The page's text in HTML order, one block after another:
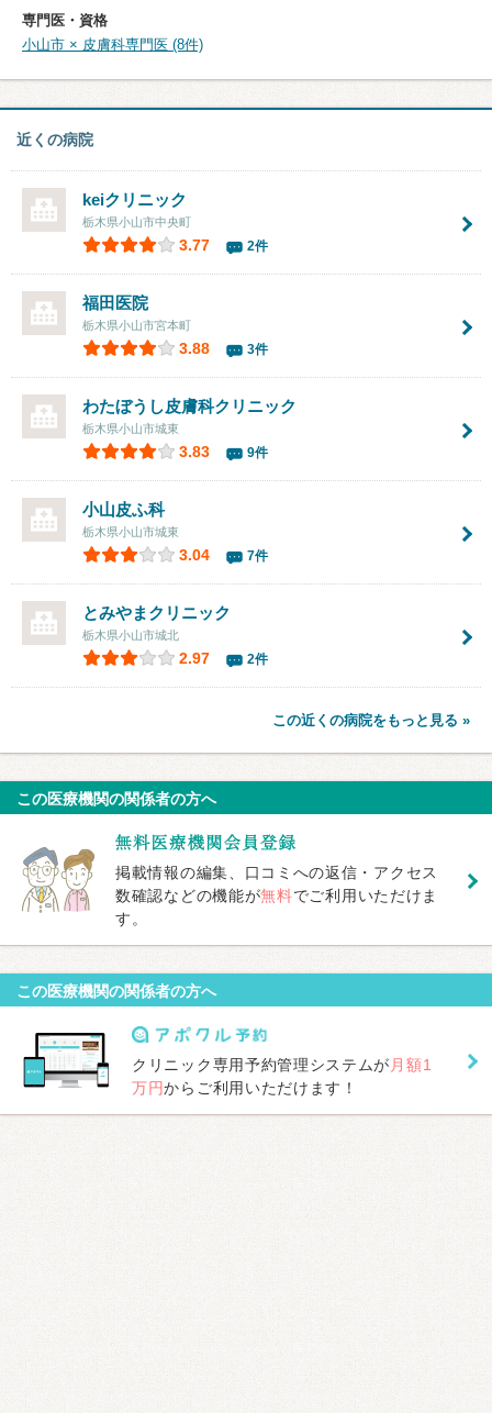
専門医・資格
小山市 × 皮膚科専門医 (8件)
近くの病院
keiクリニック
栃木県小山市中央町
3.77 2件
福田医院
栃木県小山市宮本町
3.88 3件
わたぼうし皮膚科クリニック
栃木県小山市城東
3.83 9件
小山皮ふ科
栃木県小山市城東
3.04 7件
とみやまクリニック
栃木県小山市城北
2.97 2件
この近くの病院をもっと見る »
この医療機関の関係者の方へ
掲載情報の編集、口コミへの返信・アクセス
数確認などの機能が無料でご利用いただけま
す。
この医療機関の関係者の方へ
クリニック専用予約管理システムが 月額1
万円からご利用いただけます！